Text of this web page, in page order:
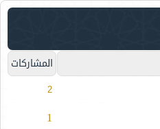
المشاركات
2
1